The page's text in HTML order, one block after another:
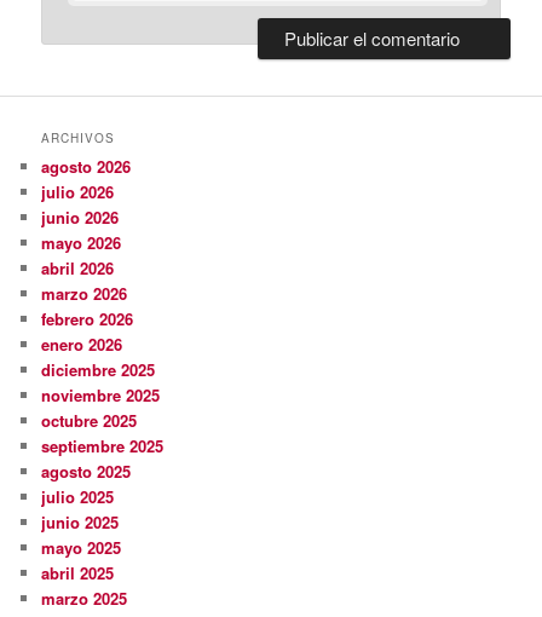
ARCHIVOS
agosto 2026
julio 2026
junio 2026
mayo 2026
abril 2026
marzo 2026
febrero 2026
enero 2026
diciembre 2025
noviembre 2025
octubre 2025
septiembre 2025
agosto 2025
julio 2025
junio 2025
mayo 2025
abril 2025
marzo 2025